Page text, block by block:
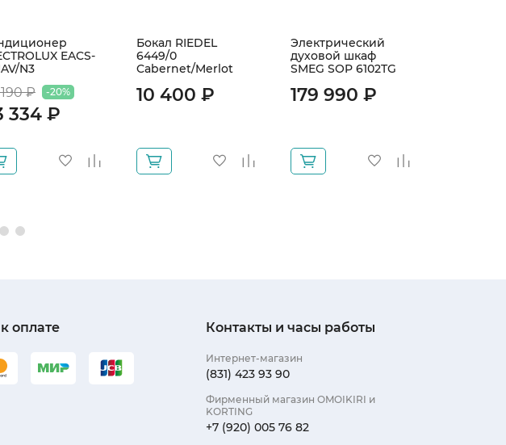
EACS-
N3
₽ -20%
334 ₽
Бокал RIEDEL
6449/0
Cabernet/Merlot
10 400 ₽
Электрический
духовой шкаф
SMEG SOP 6102TG
179 990 ₽
Контакты и часы работы
Интернет-магазин
(831) 423 93 90
Фирменный магазин OMOIKIRI и
KORTING
+7 (920) 005 76 82
оплате